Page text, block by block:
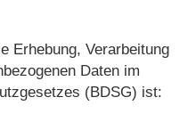
Erhebung, Verarbeitung
Daten im
(BDSG) ist: